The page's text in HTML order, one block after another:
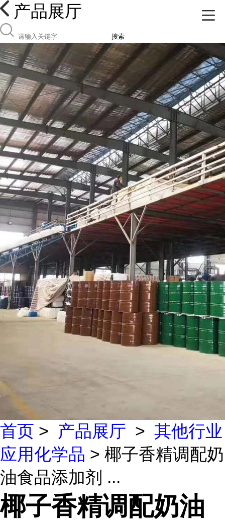
产品展厅
搜索
首页 > 产品展厅 > 其他行业
应用化学品 > 椰子香精调配奶
油食品添加剂 ...
椰子香精调配奶油